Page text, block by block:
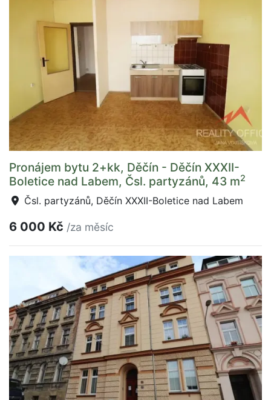
Pronájem bytu 2+kk, Děčín - Děčín XXXII-
Boletice nad Labem, Čsl. partyzánů, 43 m2
Čsl. partyzánů, Děčín XXXII-Boletice nad Labem
6 000 Kč /za měsíc